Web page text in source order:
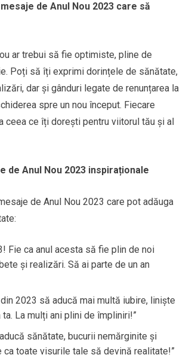
de Anul Nou 2023 care să
ar trebui să fie optimiste, pline de
Poți să îți exprimi dorințele de sănătate,
dar și gânduri legate de renunțarea la
spre un nou început. Fiecare
ceea ce îți dorești pentru viitorul tău și al
de Anul Nou 2023 inspiraționale
de Anul Nou 2023 care pot adăuga
Fie ca anul acesta să fie plin de noi
și realizări. Să ai parte de un an
2023 să aducă mai multă iubire, liniște
La mulți ani plini de împliniri!”
sănătate, bucurii nemărginite și
ca toate visurile tale să devină realitate!”